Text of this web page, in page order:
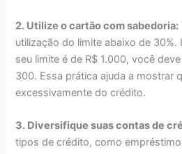
2. Utilize o cartão com sabedoria:
utilização do limite abaixo de
seu limite é de R$ 1.000, você
300. Essa prática ajuda a mostrar
excessivamente do crédito.
3. Diversifique suas contas de
tipos de crédito, como